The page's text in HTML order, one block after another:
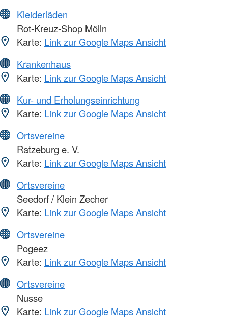
Kleiderläden
Rot-Kreuz-Shop Mölln
Karte: Link zur Google Maps Ansicht
Krankenhaus
Karte: Link zur Google Maps Ansicht
Kur- und Erholungseinrichtung
Karte: Link zur Google Maps Ansicht
Ortsvereine
Ratzeburg e. V.
Karte: Link zur Google Maps Ansicht
Ortsvereine
Seedorf / Klein Zecher
Karte: Link zur Google Maps Ansicht
Ortsvereine
Pogeez
Karte: Link zur Google Maps Ansicht
Ortsvereine
Nusse
Karte: Link zur Google Maps Ansicht